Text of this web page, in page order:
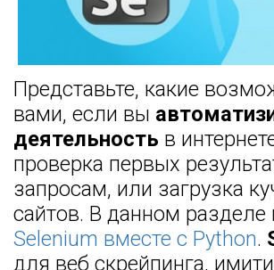
Представьте, какие
вами, если вы
деятельность в
проверка первых
запросам, или загрузка
сайтов. В данном
Selenium вместе с Python.
для веб скрейпинга,